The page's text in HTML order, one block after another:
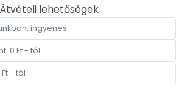
Átvételi lehetőségek
ingyenes
0 Ft - tól
- tól